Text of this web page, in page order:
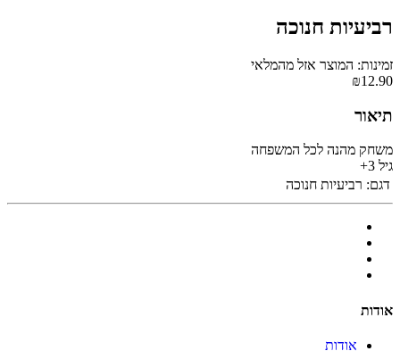
רביעיות חנוכה
זמינות: המוצר אזל מהמלאי
₪12.90
תיאור
משחק מהנה לכל המשפחה
גיל 3+
דגם: רביעיות חנוכה
אודות
אודות